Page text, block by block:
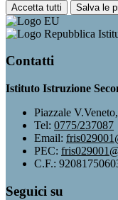
Accetta tutti Salva le
Contatti
Istituto Istruzione
Piazzale
Tel: 0775/237087
Email:
PEC:
C.F.:
Seguici su